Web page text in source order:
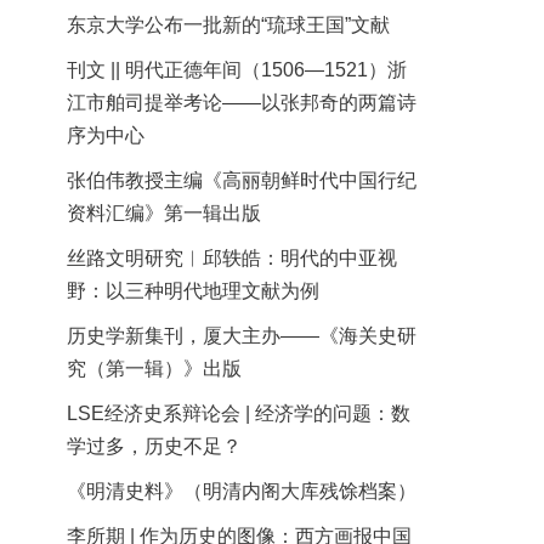
东京大学公布一批新的“琉球王国”文献
刊文 || 明代正德年间（1506—1521）浙
江市舶司提举考论——以张邦奇的两篇诗
序为中心
张伯伟教授主编《高丽朝鲜时代中国行纪
资料汇编》第一辑出版
丝路文明研究︱邱轶皓：明代的中亚视
野：以三种明代地理文献为例
历史学新集刊，厦大主办——《海关史研
究（第一辑）》出版
LSE经济史系辩论会 | 经济学的问题：数
学过多，历史不足？
《明清史料》（明清内阁大库残馀档案）
李所期 | 作为历史的图像：西方画报中国